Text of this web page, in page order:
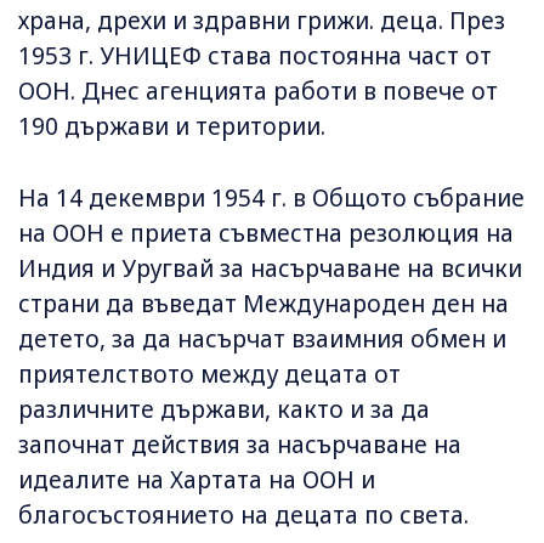
храна, дрехи и здравни грижи. деца. През
1953 г. УНИЦЕФ става постоянна част от
ООН. Днес агенцията работи в повече от
190 държави и територии.
На 14 декември 1954 г. в Общото събрание
на ООН е приета съвместна резолюция на
Индия и Уругвай за насърчаване на всички
страни да въведат Международен ден на
детето, за да насърчат взаимния обмен и
приятелството между децата от
различните държави, както и за да
започнат действия за насърчаване на
идеалите на Хартата на ООН и
благосъстоянието на децата по света.